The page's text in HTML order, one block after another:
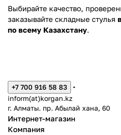
Выбирайте качество,
заказывайте складные стулья
по всему Казахстану.
+7 700 916 58 83
inform(at)korgan.kz
г. Алматы. пр. Абылай хана, 60
Интернет-магазин
Компания